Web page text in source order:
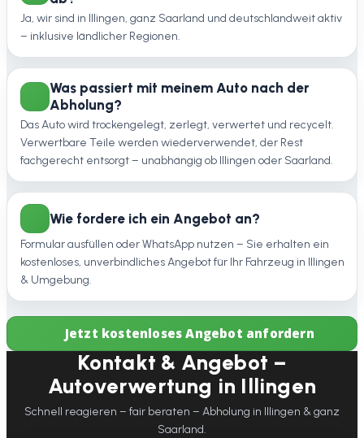
Ja, wir sind in Illingen, ganz Saarland und deutschlandweit aktiv
– inklusive ländlicher Regionen.
Was passiert mit meinem Auto nach der
Abholung?
Das Auto wird trockengelegt, zerlegt, verwertet und recycelt.
Verwertbare Teile werden wiederverwendet, der Rest
fachgerecht entsorgt – unabhängig ob Illingen oder Saarland.
Wie fordere ich ein Angebot an?
Formular ausfüllen oder WhatsApp nutzen – Sie erhalten ein
kostenloses, unverbindliches Angebot für Ihr Fahrzeug in Illingen
& Umgebung.
Jetzt kostenloses Angebot anfordern
Kontakt & Angebot –
Autoverwertung in Illingen
Schnell reagieren – fair beraten – Abholung in Illingen & ganz
Saarland.